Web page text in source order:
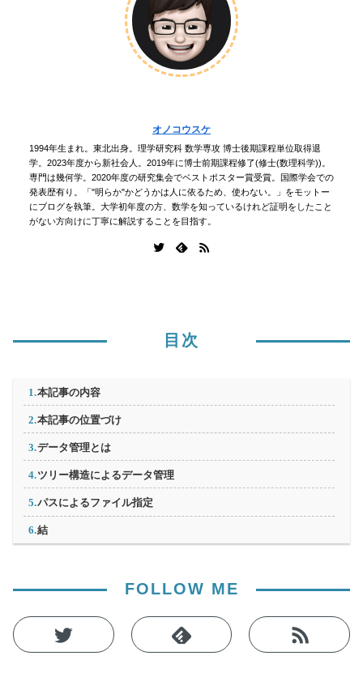
オノコウスケ
1994年生まれ。東北出身。理学研究科 数学専攻 博士後期課程単位取得退
学。2023年度から新社会人。2019年に博士前期課程修了(修士(数理科学))。
専門は幾何学。2020年度の研究集会でベストポスター賞受賞。国際学会での
発表歴有り。「"明らか"かどうかは人に依るため、使わない。」をモットー
にブログを執筆。大学初年度の方、数学を知っているけれど証明をしたこと
がない方向けに丁寧に解説することを目指す。
目次
本記事の内容
本記事の位置づけ
データ管理とは
ツリー構造によるデータ管理
パスによるファイル指定
結
FOLLOW ME